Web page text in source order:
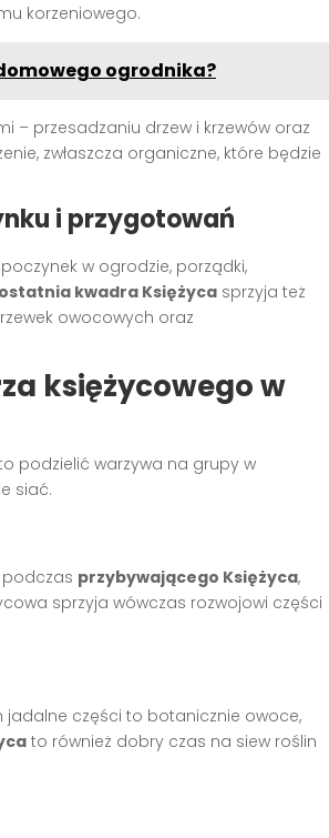
korzeniowego.
ogrodnika?
– przesadzaniu drzew i krzewów oraz
zwłaszcza organiczne, które będzie
i przygotowań
w ogrodzie, porządki,
ostatnia kwadra Księżyca sprzyja też
owocowych oraz
księżycowego w
podzielić warzywa na grupy w
siać.
podczas przybywającego Księżyca,
sprzyja wówczas rozwojowi części
jadalne części to botanicznie owoce,
to również dobry czas na siew roślin